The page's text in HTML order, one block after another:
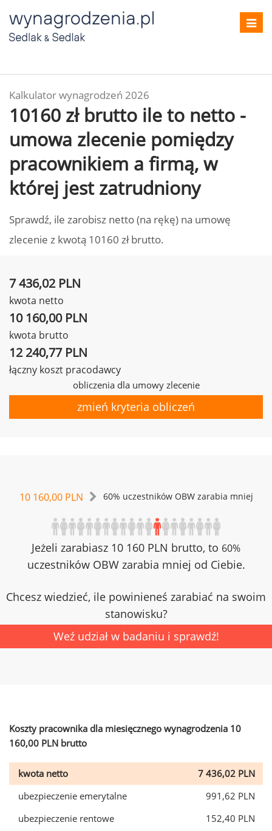
Kalkulator wynagrodzeń 2026
10160 zł brutto ile to netto -
umowa zlecenie pomiędzy
pracownikiem a firmą, w
której jest zatrudniony
Sprawdź, ile zarobisz netto (na rękę) na umowę
zlecenie z kwotą 10160 zł brutto.
7 436,02 PLN
kwota netto
10 160,00 PLN
kwota brutto
12 240,77 PLN
łączny koszt pracodawcy
obliczenia dla umowy zlecenie
zmień kryteria obliczeń
10 160,00 PLN 60% uczestników OBW zarabia mniej
Jeżeli zarabiasz 10 160 PLN brutto, to 60%
uczestników OBW zarabia mniej od Ciebie.
Chcesz wiedzieć, ile powinieneś zarabiać na swoim
stanowisku?
Weź udział w badaniu i sprawdź!
Koszty pracownika dla miesięcznego wynagrodzenia 10
160,00 PLN brutto
kwota netto
7 436,02 PLN
ubezpieczenie emerytalne
991,62 PLN
ubezpieczenie rentowe
152,40 PLN